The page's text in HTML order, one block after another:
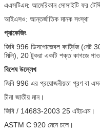
এএসটিএম: আমেরিকান সোসাইটি ফর
আইএসও: আন্তর্জাতিক মানক সংস্থা
প্যাকেজিং
জিবি 996 ডিসপোজেবল কার্ট্রিজ
মিলি), 20 টুকরা একটি শক্ত কাগজে
বিশেষ উল্লেখ
জিবি 996 এর প্রয়োজনীয়তা পূরণ বা
চীনা জাতীয় মান।
জিবি / 14683-2003 25 এইচএম।
ASTM C 920 মেনে চলে।